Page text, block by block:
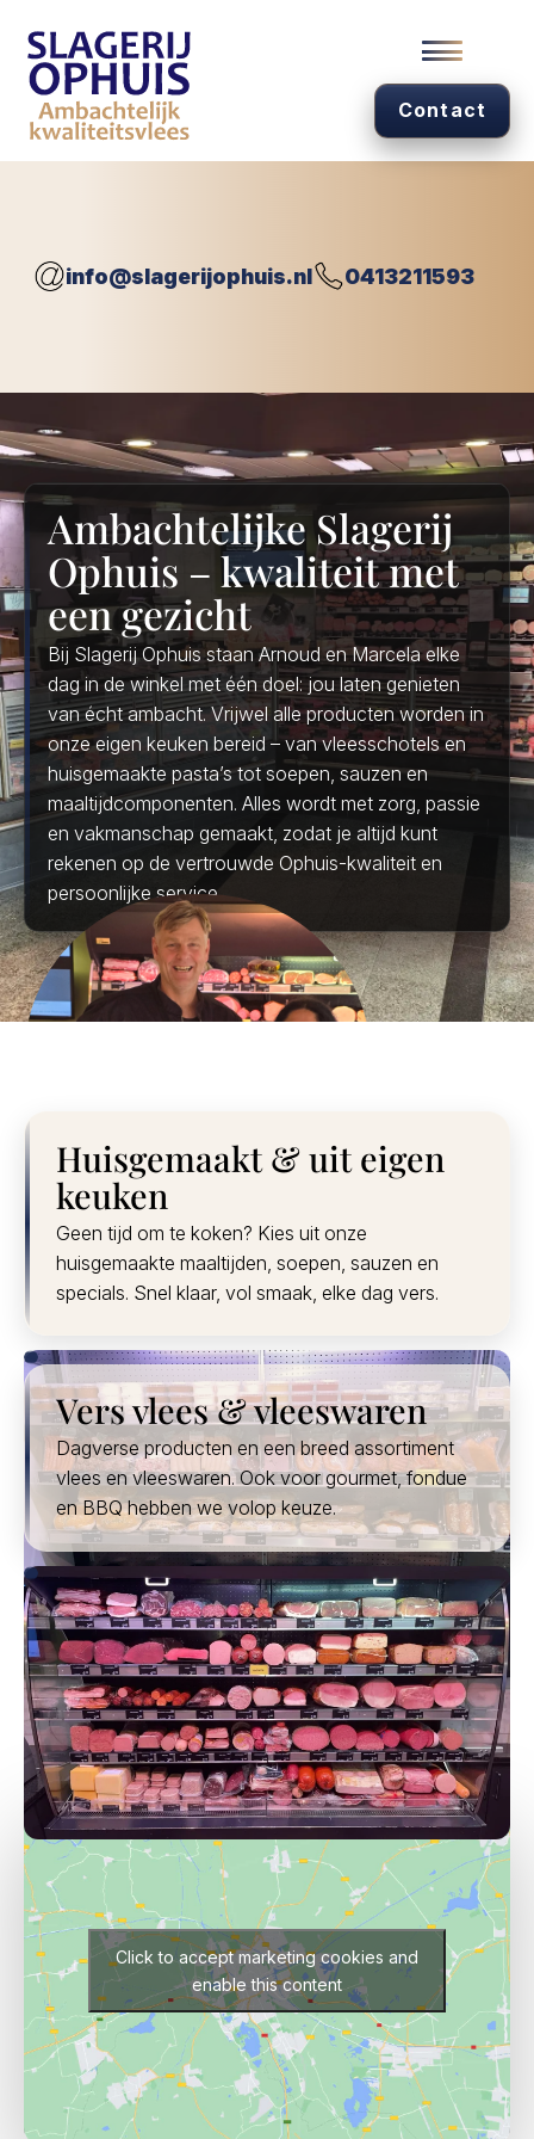
Contact
info@slagerijophuis.nl 0413211593
Ambachtelijke Slagerij
Ophuis – kwaliteit met
een gezicht
Bij Slagerij Ophuis staan Arnoud en Marcela elke
dag in de winkel met één doel: jou laten genieten
van écht ambacht. Vrijwel alle producten worden in
onze eigen keuken bereid – van vleesschotels en
huisgemaakte pasta’s tot soepen, sauzen en
maaltijdcomponenten. Alles wordt met zorg, passie
en vakmanschap gemaakt, zodat je altijd kunt
rekenen op de vertrouwde Ophuis-kwaliteit en
persoonlijke service.
Huisgemaakt & uit eigen
keuken
Geen tijd om te koken? Kies uit onze
huisgemaakte maaltijden, soepen, sauzen en
specials. Snel klaar, vol smaak, elke dag vers.
Vers vlees & vleeswaren
Dagverse producten en een breed assortiment
vlees en vleeswaren. Ook voor gourmet, fondue
en BBQ hebben we volop keuze.
Een kijkje in de winkel
Click to accept marketing cookies and
enable this content